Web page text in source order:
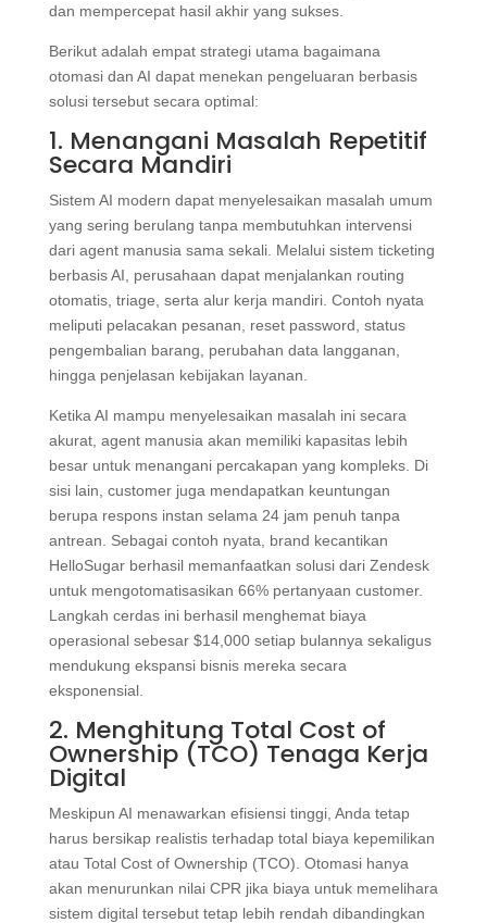
dan mempercepat hasil akhir yang sukses.
Berikut adalah empat strategi utama bagaimana
otomasi dan AI dapat menekan pengeluaran berbasis
solusi tersebut secara optimal:
1. Menangani Masalah Repetitif
Secara Mandiri
Sistem AI modern dapat menyelesaikan masalah umum
yang sering berulang tanpa membutuhkan intervensi
dari agent manusia sama sekali. Melalui sistem ticketing
berbasis AI, perusahaan dapat menjalankan routing
otomatis, triage, serta alur kerja mandiri. Contoh nyata
meliputi pelacakan pesanan, reset password, status
pengembalian barang, perubahan data langganan,
hingga penjelasan kebijakan layanan.
Ketika AI mampu menyelesaikan masalah ini secara
akurat, agent manusia akan memiliki kapasitas lebih
besar untuk menangani percakapan yang kompleks. Di
sisi lain, customer juga mendapatkan keuntungan
berupa respons instan selama 24 jam penuh tanpa
antrean. Sebagai contoh nyata, brand kecantikan
HelloSugar berhasil memanfaatkan solusi dari Zendesk
untuk mengotomatisasikan 66% pertanyaan customer.
Langkah cerdas ini berhasil menghemat biaya
operasional sebesar $14,000 setiap bulannya sekaligus
mendukung ekspansi bisnis mereka secara
eksponensial.
2. Menghitung Total Cost of
Ownership (TCO) Tenaga Kerja
Digital
Meskipun AI menawarkan efisiensi tinggi, Anda tetap
harus bersikap realistis terhadap total biaya kepemilikan
atau Total Cost of Ownership (TCO). Otomasi hanya
akan menurunkan nilai CPR jika biaya untuk memelihara
sistem digital tersebut tetap lebih rendah dibandingkan